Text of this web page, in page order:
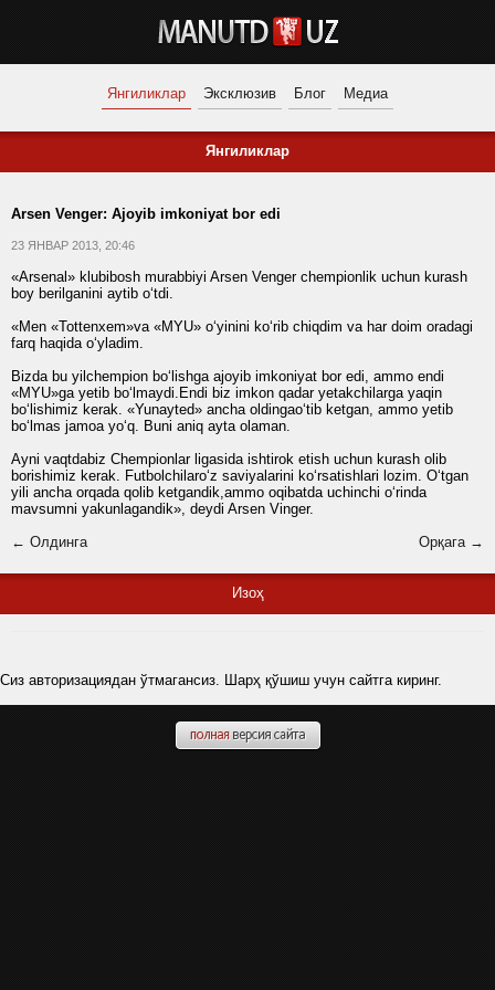
Янгиликлар Эксклюзив Блог Медиа
Янгиликлар
Arsen Venger: Ajoyib imkoniyat bor edi
23 ЯНВАР 2013, 20:46
«Arsenal» klubibosh murabbiyi Arsen Venger chempionlik uchun kurash
boy berilganini aytib o‘tdi.
«Men «Tottenxem»va «MYU» o‘yinini ko‘rib chiqdim va har doim oradagi
farq haqida o‘yladim.
Bizda bu yilchempion bo‘lishga ajoyib imkoniyat bor edi, ammo endi
«MYU»ga yetib bo‘lmaydi.Endi biz imkon qadar yetakchilarga yaqin
bo‘lishimiz kerak. «Yunayted» ancha oldingao‘tib ketgan, ammo yetib
bo‘lmas jamoa yo‘q. Buni aniq ayta olaman.
Ayni vaqtdabiz Chempionlar ligasida ishtirok etish uchun kurash olib
borishimiz kerak. Futbolchilaro‘z saviyalarini ko‘rsatishlari lozim. O‘tgan
yili ancha orqada qolib ketgandik,ammo oqibatda uchinchi o‘rinda
mavsumni yakunlagandik», deydi Arsen Vinger.
← Олдинга
Орқага →
Изоҳ
Сиз авторизациядан ўтмагансиз. Шарҳ қўшиш учун сайтга киринг.